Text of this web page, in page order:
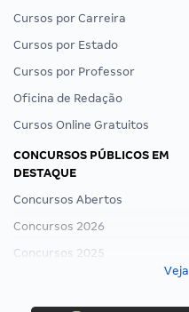
Cursos por Carreira
Cursos por Estado
Cursos por Professor
Oficina de Redação
Cursos Online Gratuitos
CONCURSOS PÚBLICOS EM
DESTAQUE
Concursos Abertos
Concursos 2026
Concursos 2025
Concurso Ibama